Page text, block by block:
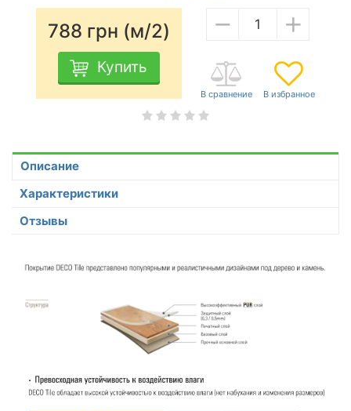
788 грн (м/2)
Купить
− +
Описание
Характеристики
Отзывы